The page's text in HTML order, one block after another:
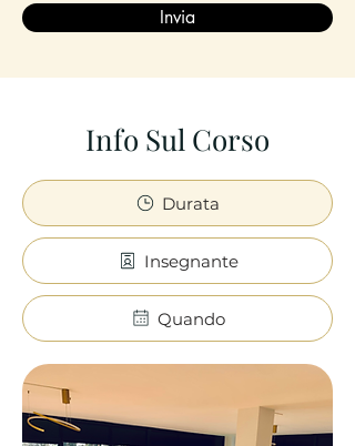
Invia
Info Sul Corso
Durata
Insegnante
Quando